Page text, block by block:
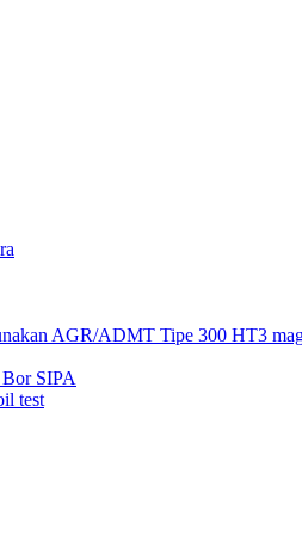
AGR/ADMT Tipe 300 HT3
SIPA
test